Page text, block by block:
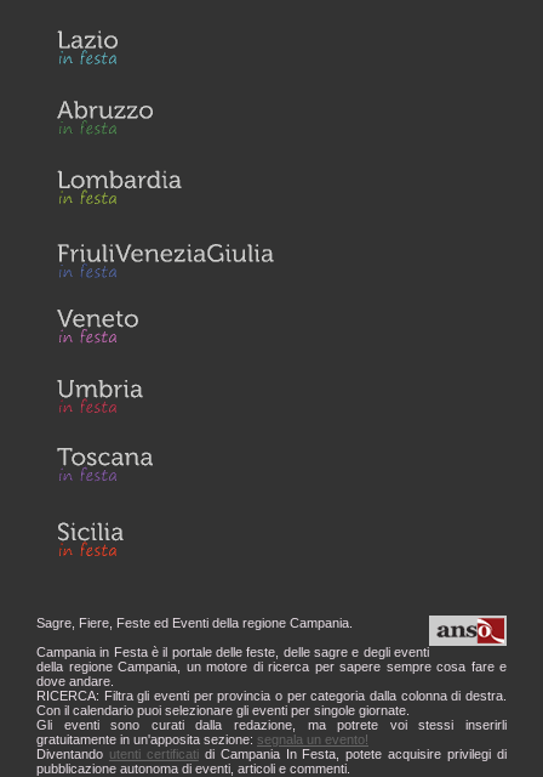
Sagre, Fiere, Feste ed Eventi della regione Campania.
Campania in Festa è il portale delle feste, delle sagre e degli eventi
della regione Campania, un motore di ricerca per sapere sempre cosa fare e
dove andare.
RICERCA: Filtra gli eventi per provincia o per categoria dalla colonna di destra.
Con il calendario puoi selezionare gli eventi per singole giornate.
Gli eventi sono curati dalla redazione, ma potrete voi stessi inserirli
gratuitamente in un'apposita sezione: segnala un evento!
Diventando utenti certificatidi Campania In Festa, potete acquisire privilegi di
pubblicazione autonoma di eventi, articoli e commenti.